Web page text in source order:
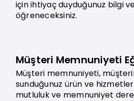
için ihtiyaç duyduğunuz bilgi
öğreneceksiniz.
Müşteri Memnuniyeti
Müşteri memnuniyeti,
sunduğunuz ürün ve
mutluluk ve memnuniyet